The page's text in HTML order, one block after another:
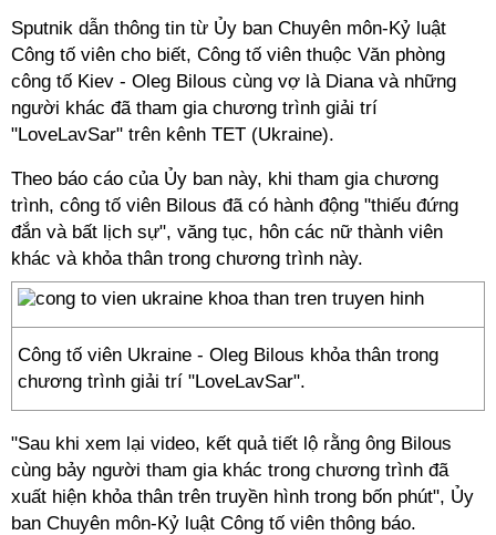
Sputnik dẫn thông tin từ Ủy ban Chuyên môn-Kỷ luật
Công tố viên cho biết, Công tố viên thuộc Văn phòng
công tố Kiev - Oleg Bilous cùng vợ là Diana và những
người khác đã tham gia chương trình giải trí
"LoveLavSar" trên kênh TET (Ukraine).
Theo báo cáo của Ủy ban này, khi tham gia chương
trình, công tố viên Bilous đã có hành động "thiếu đứng
đắn và bất lịch sự", văng tục, hôn các nữ thành viên
khác và khỏa thân trong chương trình này.
Công tố viên Ukraine - Oleg Bilous khỏa thân trong
chương trình giải trí "LoveLavSar".
"Sau khi xem lại video, kết quả tiết lộ rằng ông Bilous
cùng bảy người tham gia khác trong chương trình đã
xuất hiện khỏa thân trên truyền hình trong bốn phút", Ủy
ban Chuyên môn-Kỷ luật Công tố viên thông báo.